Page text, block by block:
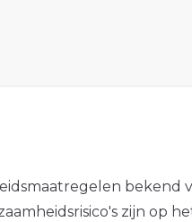
bekend
zijn op